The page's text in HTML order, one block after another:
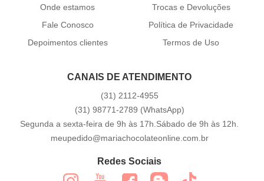
Onde estamos
Fale Conosco
Depoimentos clientes
Trocas e Devoluções
Política de Privacidade
Termos de Uso
CANAIS DE ATENDIMENTO
(31) 2112-4955
(31) 98771-2789 (WhatsApp)
Segunda a sexta-feira de 9h às 17h.Sábado de 9h às 12h.
meupedido@mariachocolateonline.com.br
Redes Sociais